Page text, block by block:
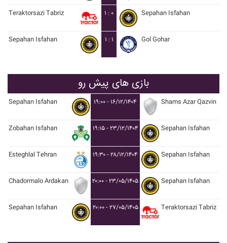
Teraktorsazi Tabriz ۱ : ۰ Sepahan Isfahan
Sepahan Isfahan ۱ : ۱ Gol Gohar
بازی های پیش رو
Sepahan Isfahan ۱۹:۰۰ - ۱۶/۱۲/۱۴۰۴ Shams Azar Qazvin
Zobahan Isfahan ۱۹:۱۵ - ۲۳/۱۲/۱۴۰۴ Sepahan Isfahan
Esteghlal Tehran ۱۹:۳۰ - ۲۸/۱۲/۱۴۰۴ Sepahan Isfahan
Chadormalo Ardakan ۲۰:۰۰ - ۲۳/۰۵/۱۴۰۵ Sepahan Isfahan
Sepahan Isfahan ۲۰:۰۰ - ۲۷/۰۵/۱۴۰۵ Teraktorsazi Tabriz